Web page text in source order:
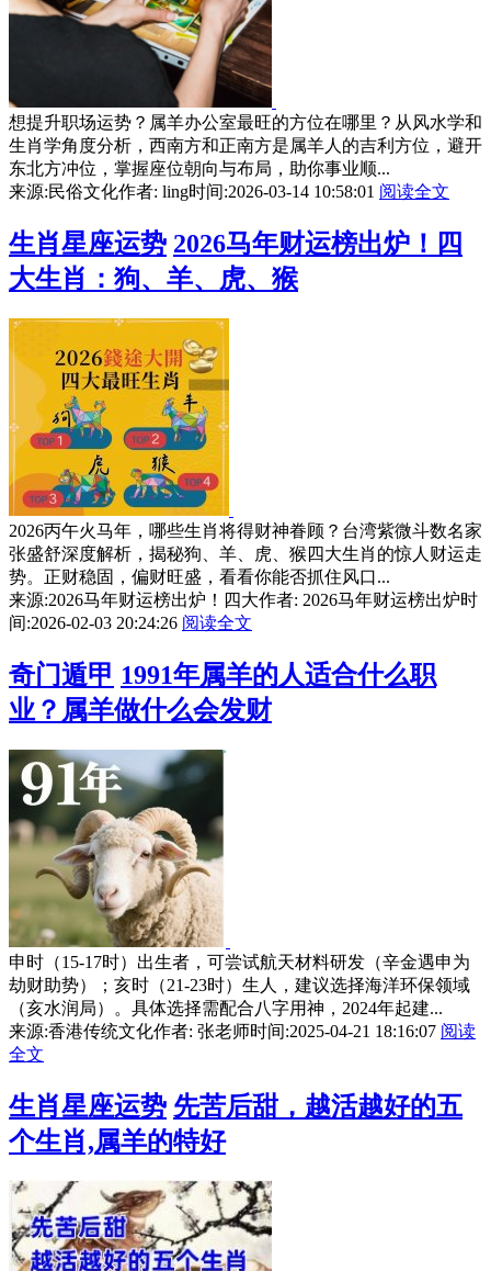
想提升职场运势？属羊办公室最旺的方位在哪里？从风水学和
生肖学角度分析，西南方和正南方是属羊人的吉利方位，避开
东北方冲位，掌握座位朝向与布局，助你事业顺...
来源:民俗文化作者: ling时间:2026-03-14 10:58:01 阅读全文
生肖星座运势 2026马年财运榜出炉！四
大生肖：狗、羊、虎、猴
2026丙午火马年，哪些生肖将得财神眷顾？台湾紫微斗数名家
张盛舒深度解析，揭秘狗、羊、虎、猴四大生肖的惊人财运走
势。正财稳固，偏财旺盛，看看你能否抓住风口...
来源:2026马年财运榜出炉！四大作者: 2026马年财运榜出炉时
间:2026-02-03 20:24:26 阅读全文
奇门遁甲 1991年属羊的人适合什么职
业？属羊做什么会发财
申时（15-17时）出生者，可尝试航天材料研发（辛金遇申为
劫财助势）；亥时（21-23时）生人，建议选择海洋环保领域
（亥水润局）。具体选择需配合八字用神，2024年起建...
来源:香港传统文化作者: 张老师时间:2025-04-21 18:16:07 阅读
全文
生肖星座运势 先苦后甜，越活越好的五
个生肖,属羊的特好